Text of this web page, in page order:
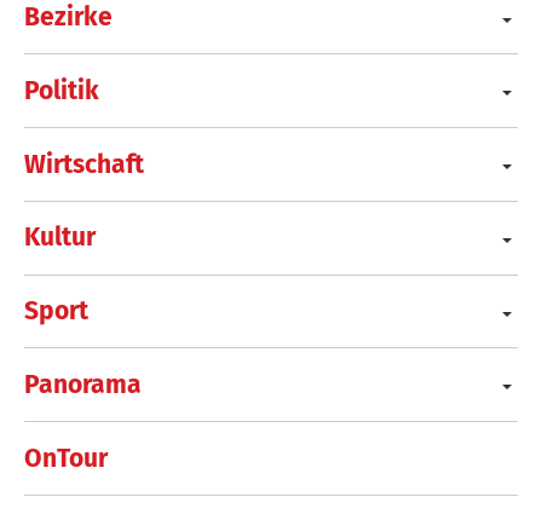
Bezirke
Politik
Wirtschaft
Kultur
Sport
Panorama
OnTour